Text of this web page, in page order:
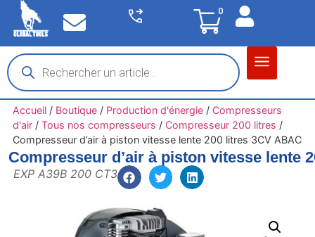
0
Accueil/ Boutique/ Production d'énergie/ Compresseurs
d'air/ Tous nos compresseurs / Compresseur 200 litres /
Compresseur d’air à piston vitesse lente 200 litres 3CV ABAC
Compresseur d’air à piston vitesse lente
EXP A39B 200 CT3